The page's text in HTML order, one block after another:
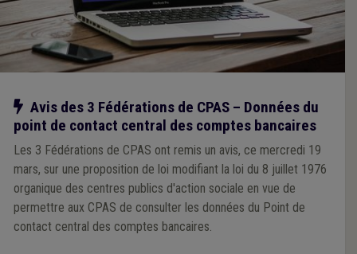
Notre action
Avis des 3 Fédérations de CPAS – Données du
point de contact central des comptes bancaires
Les 3 Fédérations de CPAS ont remis un avis, ce mercredi 19
mars, sur une proposition de loi modifiant la loi du 8 juillet 1976
organique des centres publics d'action sociale en vue de
permettre aux CPAS de consulter les données du Point de
contact central des comptes bancaires.